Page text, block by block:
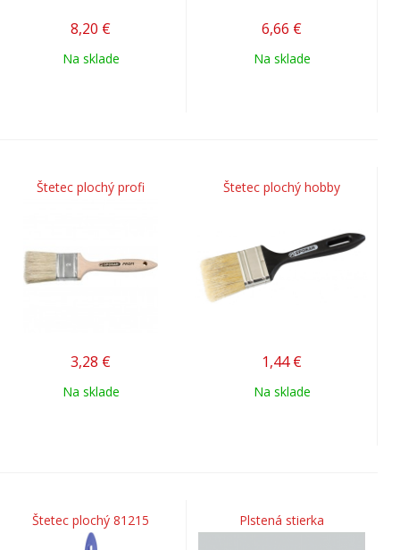
8,20 €
Na sklade
6,66 €
Na sklade
Štetec plochý profi
3,28 €
Na sklade
Štetec plochý hobby
1,44 €
Na sklade
Štetec plochý 81215 Plstená stierka